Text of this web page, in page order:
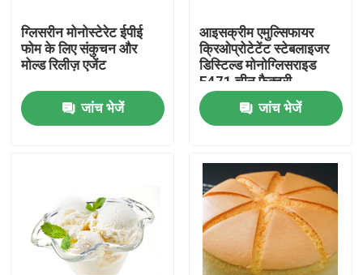
घर
वीडियो
ग्लिसरीन मोनोस्टेरेट ईपीई
फोम के लिए संकुचन और
मोल्ड रिलीज़ एजेंट
जांच भेजें
आइसक्रीम एमुल्सिफायर
क्रिओप्रोटेटेंट स्टेबलाइजर
डिस्टिल्ड मोनोग्लिसराइड
E471 चीन फैक्टरी
जांच भेजें